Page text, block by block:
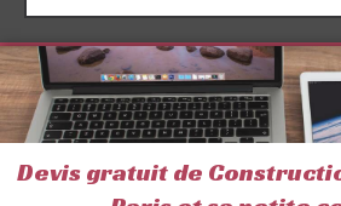
Devis gratuit de